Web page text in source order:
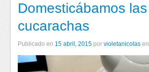
Domesticábamos las
cucarachas
Publicado en 15 abril, 2015 por violetanicolas en